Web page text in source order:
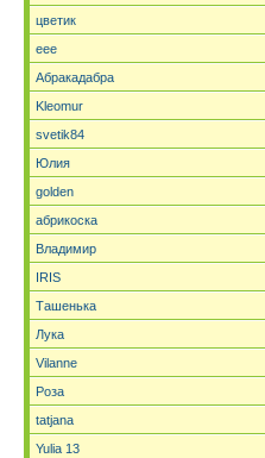
цветик
eee
Абракадабра
Kleomur
svetik84
Юлия
golden
абрикоска
Владимир
IRIS
Ташенька
Лука
Vilanne
Роза
tatjana
Yulia 13